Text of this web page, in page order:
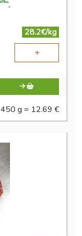
28.2€/kg
+
450 g = 12.69 €